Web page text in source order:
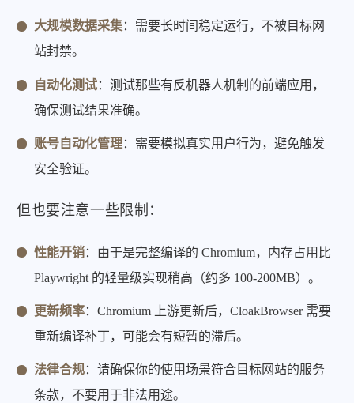
大规模数据采集：需要长时间稳定运行，不被目标网
站封禁。
自动化测试：测试那些有反机器人机制的前端应用，
确保测试结果准确。
账号自动化管理：需要模拟真实用户行为，避免触发
安全验证。
但也要注意一些限制：
性能开销：由于是完整编译的 Chromium，内存占用比
Playwright 的轻量级实现稍高（约多 100-200MB）。
更新频率：Chromium 上游更新后，CloakBrowser 需要
重新编译补丁，可能会有短暂的滞后。
法律合规：请确保你的使用场景符合目标网站的服务
条款，不要用于非法用途。